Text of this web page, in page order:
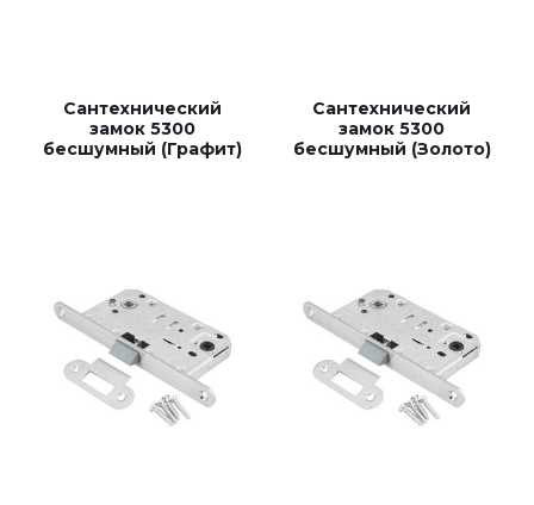
Механизмы для раздвижных и складных дверей
Прочее (доводчики, ограничители)
Сантехнический
замок 5300
бесшумный (Графит)
Сантехнический
замок 5300
бесшумный (Золото)